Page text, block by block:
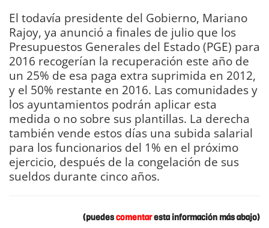
El todavía presidente del Gobierno, Mariano
Rajoy, ya anunció a finales de julio que los
Presupuestos Generales del Estado (PGE) para
2016 recogerían la recuperación este año de
un 25% de esa paga extra suprimida en 2012,
y el 50% restante en 2016. Las comunidades y
los ayuntamientos podrán aplicar esta
medida o no sobre sus plantillas. La derecha
también vende estos días una subida salarial
para los funcionarios del 1% en el próximo
ejercicio, después de la congelación de sus
sueldos durante cinco años.
(puedescomentaresta información más abajo)